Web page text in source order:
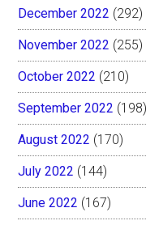
December 2022 (292)
November 2022 (255)
October 2022 (210)
September 2022 (198)
August 2022 (170)
July 2022 (144)
June 2022 (167)